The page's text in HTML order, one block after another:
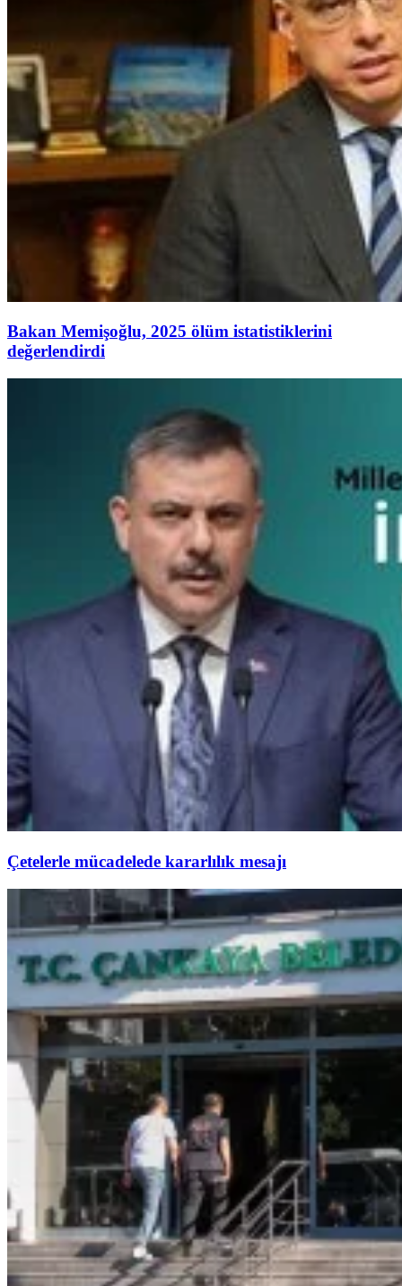
Bakan Memişoğlu, 2025 ölüm istatistiklerini
değerlendirdi
Çetelerle mücadelede kararlılık mesajı